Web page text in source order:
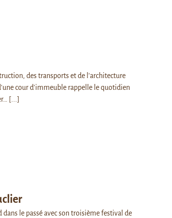
des transports et de l'architecture
cour d'immeuble rappelle le quotidien
[...]
dans le passé avec son troisième festival de